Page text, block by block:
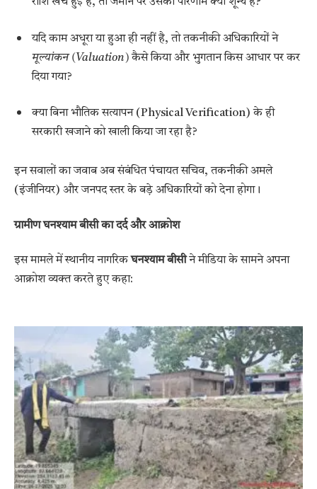
राशि खर्च हुई है, तो जमीन पर उसका परिणाम क्यों शून्य है?
यदि काम अधूरा या हुआ ही नहीं है, तो तकनीकी अधिकारियों ने
मूल्यांकन (Valuation)कैसे किया और भुगतान किस आधार पर कर
दिया गया?
क्या बिना भौतिक सत्यापन (Physical Verification) के ही
सरकारी खजाने को खाली किया जा रहा है?
इन सवालों का जवाब अब संबंधित पंचायत सचिव, तकनीकी अमले
(इंजीनियर) और जनपद स्तर के बड़े अधिकारियों को देना होगा।
ग्रामीण घनश्याम बीसी का दर्द और आक्रोश
इस मामले में स्थानीय नागरिकघनश्याम बीसीने मीडिया के सामने अपना
आक्रोश व्यक्त करते हुए कहा: